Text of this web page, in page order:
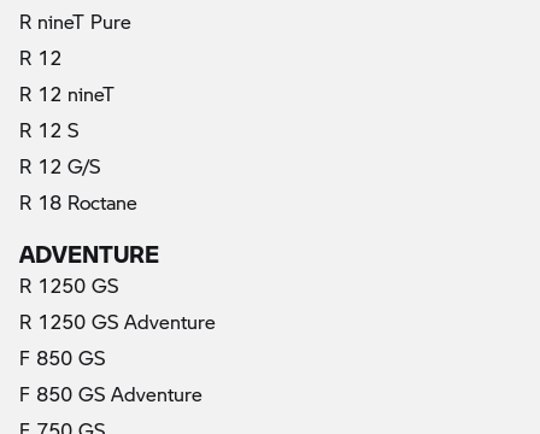
R nineT Pure
R 12
R 12 nineT
R 12 S
R 12 G/S
R 18 Roctane
ADVENTURE
R 1250 GS
R 1250 GS Adventure
F 850 GS
F 850 GS Adventure